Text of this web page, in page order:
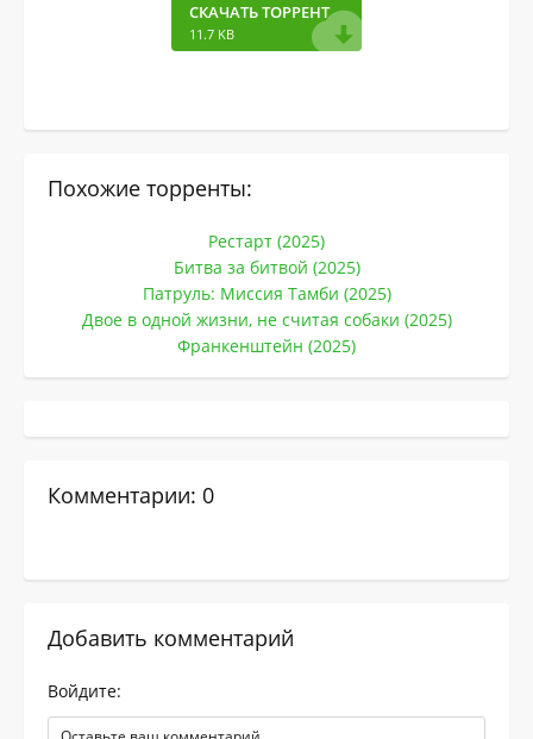
СКАЧАТЬ ТОРРЕНТ
11.7 KB
Похожие торренты:
Рестарт (2025)
Битва за битвой (2025)
Патруль: Миссия Тамби (2025)
Двое в одной жизни, не считая собаки (2025)
Франкенштейн (2025)
Комментарии: 0
Добавить комментарий
Войдите: